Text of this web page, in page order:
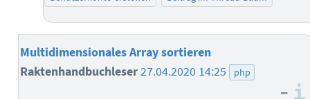
Multidimensionales Array sortieren
Raktenhandbuchleser27.04.2020 14:25 php
–